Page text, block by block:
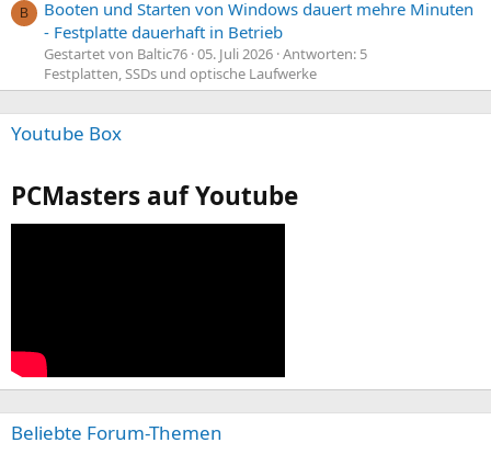
B
Booten und Starten von Windows dauert mehre Minuten
- Festplatte dauerhaft in Betrieb
Gestartet von Baltic76 05. Juli 2026 Antworten: 5
Festplatten, SSDs und optische Laufwerke
Youtube Box
PCMasters auf Youtube
Beliebte Forum-Themen